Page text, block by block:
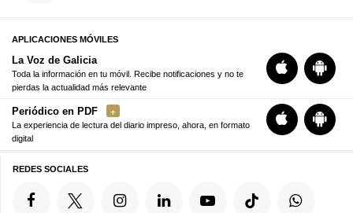
APLICACIONES MÓVILES
La Voz de Galicia
Toda la información en tu móvil. Recibe notificaciones y no te
pierdas la actualidad más relevante
Periódico en PDF
La experiencia de lectura del diario impreso, ahora, en formato
digital
REDES SOCIALES